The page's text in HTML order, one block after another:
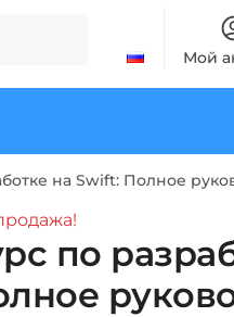
Мой
на Swift: Полное
по